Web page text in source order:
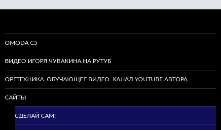
OMODA C5
ВИДЕО ИГОРЯ ЧУВАКИНА НА РУТУБ
ОРГТЕХНИКА. ОБУЧАЮЩЕЕ ВИДЕО. КАНАЛ YOUTUBE АВТОРА
САЙТЫ
СДЕЛАЙ САМ!